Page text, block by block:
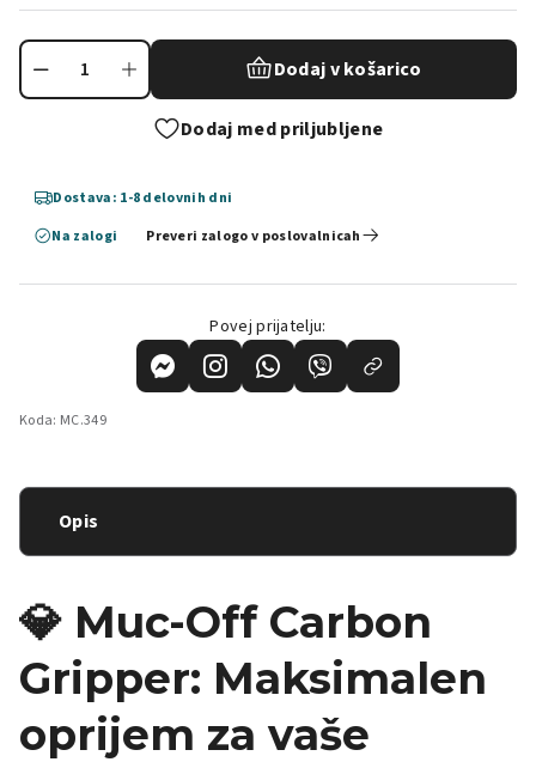
Dodaj v košarico
Dodaj med priljubljene
Dostava: 1-8 delovnih dni
Na zalogi
Preveri zalogo v poslovalnicah
Povej prijatelju:
Koda: MC.349
Opis
💎 Muc-Off Carbon
Gripper: Maksimalen
oprijem za vaše